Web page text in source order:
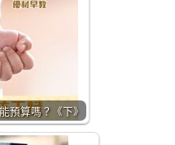
預算嗎？《下》